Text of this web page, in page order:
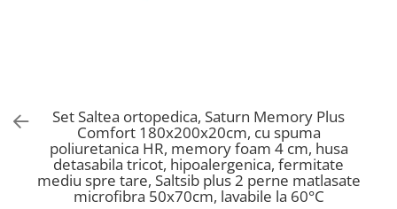
Saltele Memory Pocket
Saltele cu plasa arcuri
Saltele cu spuma
Saltele cu spuma
Scaune pentru living
Seturi comode living si vitrine
Mobila living
Comode living
Scaune birou copii
Scaune resigilate
Scaune gradinita
Scaune conferinta
Set Saltea ortopedica, Saturn Memory Plus
Comfort 180x200x20cm, cu spuma
poliuretanica HR, memory foam 4 cm, husa
detasabila tricot, hipoalergenica, fermitate
mediu spre tare, Saltsib plus 2 perne matlasate
microfibra 50x70cm, lavabile la 60°C